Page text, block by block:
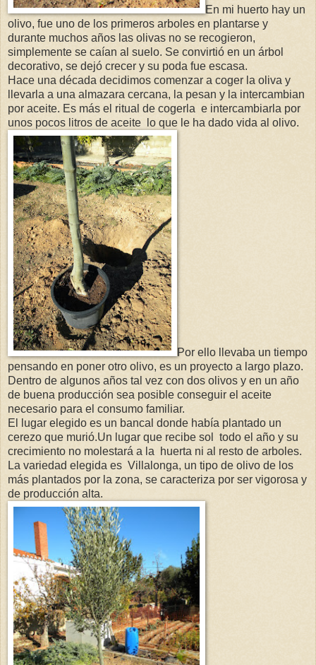
En mi huerto hay un
olivo, fue uno de los primeros arboles en plantarse y
durante muchos años las olivas no se recogieron,
simplemente se caían al suelo. Se convirtió en un árbol
decorativo, se dejó crecer y su poda fue escasa.
Hace una década decidimos comenzar a coger la oliva y
llevarla a una almazara cercana, la pesan y la intercambian
por aceite. Es más el ritual de cogerla e intercambiarla por
unos pocos litros de aceite lo que le ha dado vida al olivo.
Por ello llevaba un tiempo
pensando en poner otro olivo, es un proyecto a largo plazo.
Dentro de algunos años tal vez con dos olivos y en un año
de buena producción sea posible conseguir el aceite
necesario para el consumo familiar.
El lugar elegido es un bancal donde había plantado un
cerezo que murió.Un lugar que recibe sol todo el año y su
crecimiento no molestará a la huerta ni al resto de arboles.
La variedad elegida es Villalonga, un tipo de olivo de los
más plantados por la zona, se caracteriza por ser vigorosa y
de producción alta.